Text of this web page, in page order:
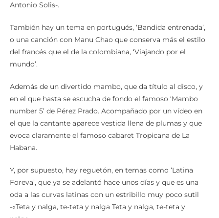
Antonio Solis-.
También hay un tema en portugués, ‘Bandida entrenada’,
o una canción con Manu Chao que conserva más el estilo
del francés que el de la colombiana, ‘Viajando por el
mundo’.
Además de un divertido mambo, que da título al disco, y
en el que hasta se escucha de fondo el famoso ‘Mambo
number 5’ de Pérez Prado. Acompañado por un vídeo en
el que la cantante aparece vestida llena de plumas y que
evoca claramente el famoso cabaret Tropicana de La
Habana.
Y, por supuesto, hay reguetón, en temas como ‘Latina
Foreva’, que ya se adelantó hace unos días y que es una
oda a las curvas latinas con un estribillo muy poco sutil
-«Teta y nalga, te-teta y nalga Teta y nalga, te-teta y